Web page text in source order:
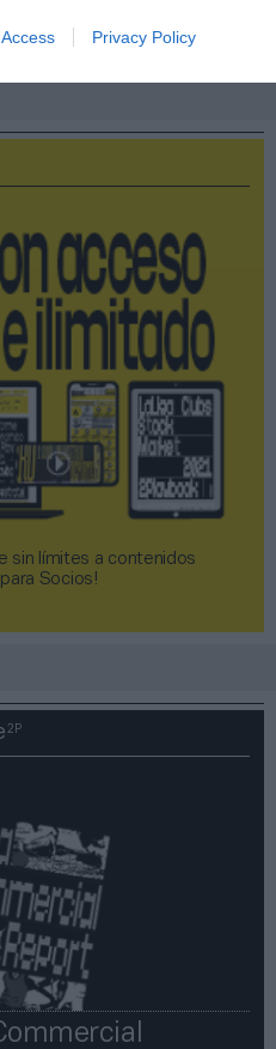
Privacy Policy
sin límites a contenidos
Socios!​​​​​​​
2P